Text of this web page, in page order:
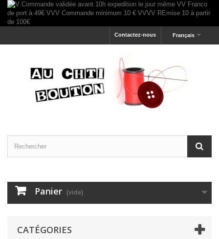
Français
Contactez-nous
Panier (vide)
CATÉGORIES